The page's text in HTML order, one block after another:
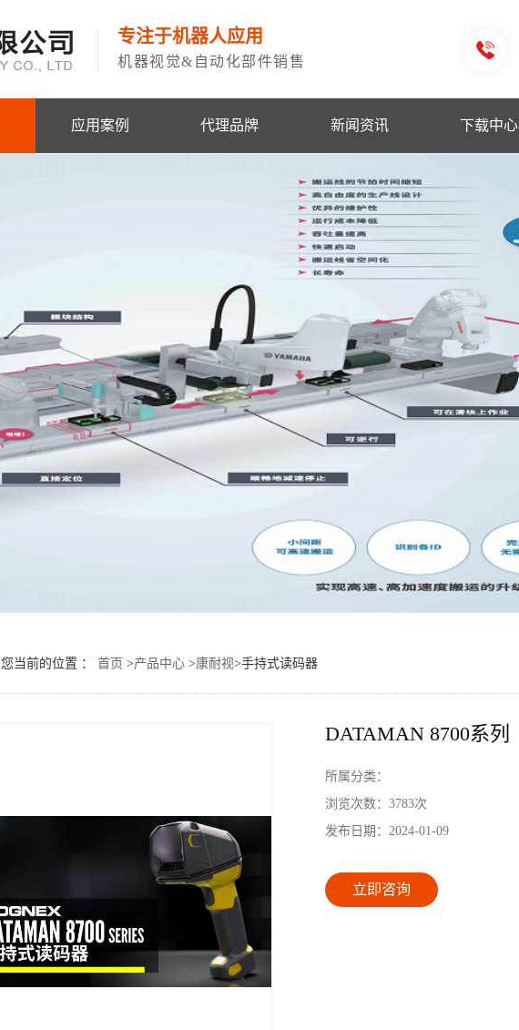
专注于机器人应用
机器视觉&自动化部件销售
应用案例 代理品牌 新闻资讯 下载中心
您当前的位置 ： 首页 >产品中心>康耐视>手持式读码器
DATAMAN 8700系列
所属分类：
浏览次数：3783次
发布日期： 2024-01-09
立即咨询